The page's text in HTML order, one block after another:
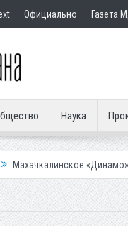
Официально Газета
Наука
«Динамо» представило